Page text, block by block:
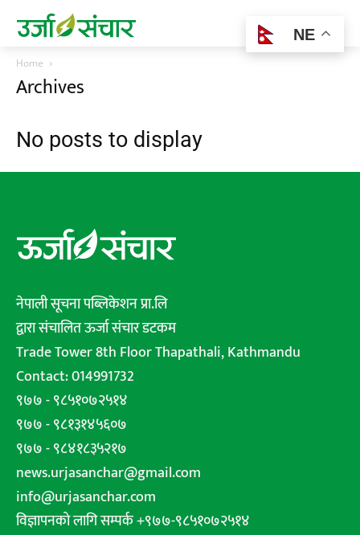
Home
Archives
No posts to display
नेपाली सूचना पब्लिकेशन प्रा.लि
द्वारा संचालित ऊर्जा संचार डटकम
Trade Tower 8th Floor Thapathali, Kathmandu
Contact: 014991732
९७७ - ९८५१०७२५१४
९७७ - ९८१३१४५६०७
९७७ - ९८४१८३५२१७
news.urjasanchar@gmail.com
info@urjasanchar.com
विज्ञापनको लागि सम्पर्क +९७७-९८५१०७२५१४
NE